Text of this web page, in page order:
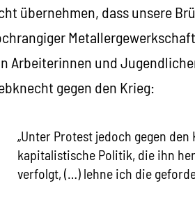
übernehmen, dass unsere
Arbeiterinnen und
gegen den Krieg:
„Unter Protest jedoch gegen
kapitalistische Politik, die ihn
verfolgt, (…) lehne ich die